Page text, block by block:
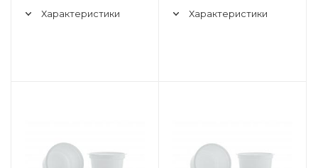
Характеристики Характеристики